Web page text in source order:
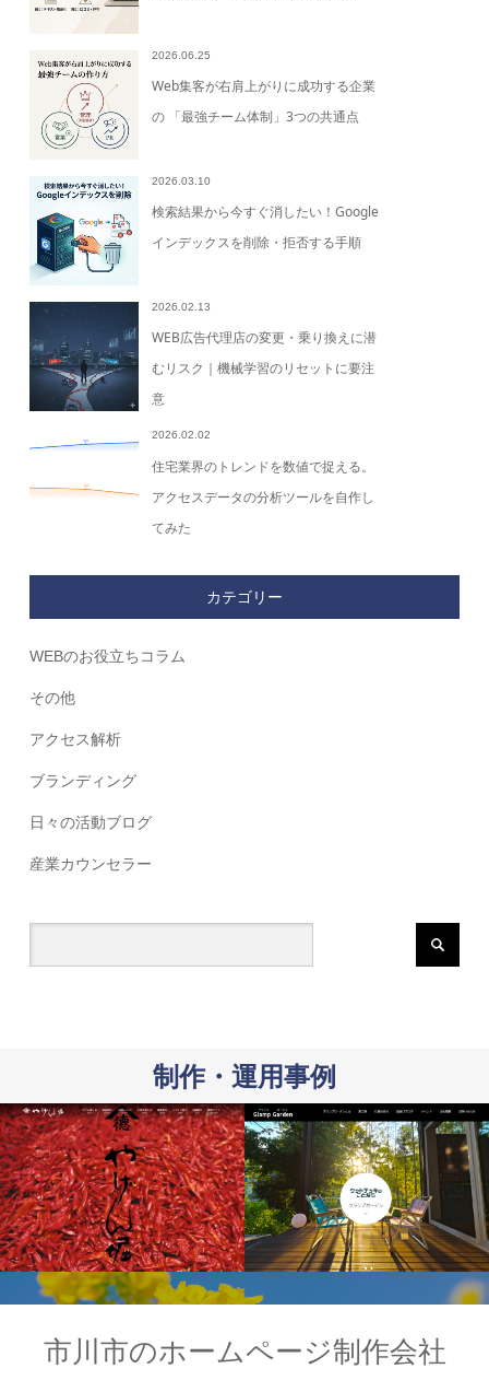
2026.06.25
Web集客が右肩上がりに成功する企業
の 「最強チーム体制」3つの共通点
2026.03.10
検索結果から今すぐ消したい！Google
インデックスを削除・拒否する手順
2026.02.13
WEB広告代理店の変更・乗り換えに潜
むリスク｜機械学習のリセットに要注
意
2026.02.02
住宅業界のトレンドを数値で捉える。
アクセスデータの分析ツールを自作し
てみた
カテゴリー
WEBのお役立ちコラム
その他
アクセス解析
ブランディング
日々の活動ブログ
産業カウンセラー
制作・運用事例
市川市のホームページ制作会社